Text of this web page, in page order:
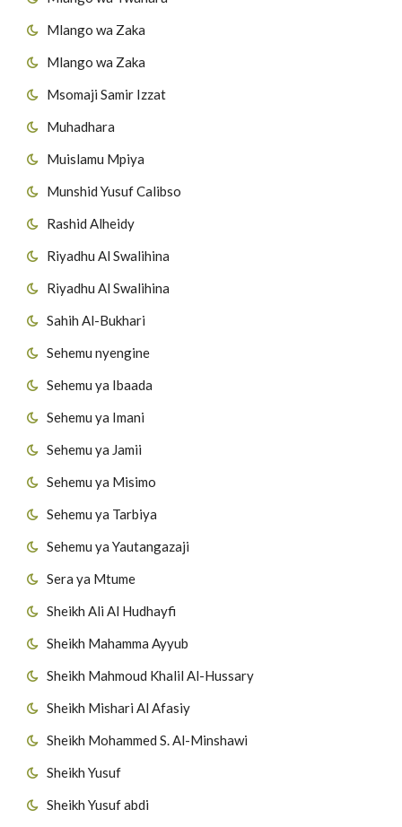
Mlango wa Zaka
Mlango wa Zaka
Msomaji Samir Izzat
Muhadhara
Muislamu Mpiya
Munshid Yusuf Calibso
Rashid Alheidy
Riyadhu Al Swalihina
Riyadhu Al Swalihina
Sahih Al-Bukhari
Sehemu nyengine
Sehemu ya Ibaada
Sehemu ya Imani
Sehemu ya Jamii
Sehemu ya Misimo
Sehemu ya Tarbiya
Sehemu ya Yautangazaji
Sera ya Mtume
Sheikh Ali Al Hudhayfi
Sheikh Mahamma Ayyub
Sheikh Mahmoud Khalil Al-Hussary
Sheikh Mishari Al Afasiy
Sheikh Mohammed S. Al-Minshawi
Sheikh Yusuf
Sheikh Yusuf abdi